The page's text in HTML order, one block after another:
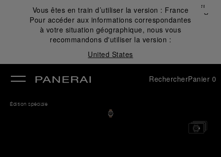
Vous êtes en train d’utiliser la version : France
Pour accéder aux informations correspondantes
à votre situation géographique, nous vous
recommandons d'utiliser la version :
United States
Fermer
✕
RechercherPanier 0
Édition spéciale